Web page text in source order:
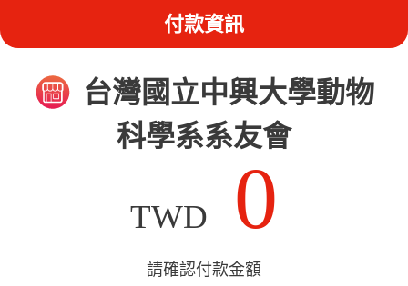
付款資訊
台灣國立中興大學動物
科學系系友會
TWD 0
請確認付款金額